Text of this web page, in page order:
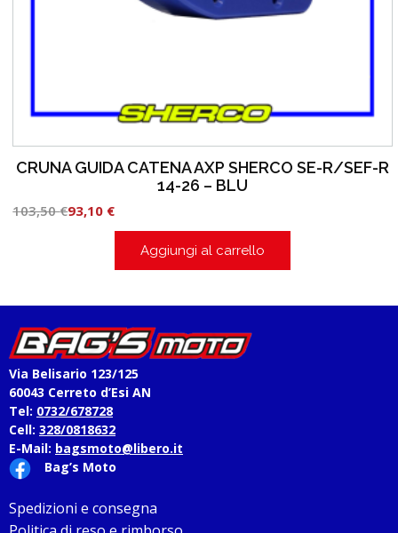
CRUNA GUIDA CATENA AXP SHERCO SE-R/SEF-R
14-26 – BLU
103,50€93,10 €
Aggiungi al carrello
Via Belisario 123/125
60043 Cerreto d’Esi AN
Tel: 0732/678728
Cell: 328/0818632
E-Mail: bagsmoto@libero.it
Bag’s Moto
Spedizioni e consegna